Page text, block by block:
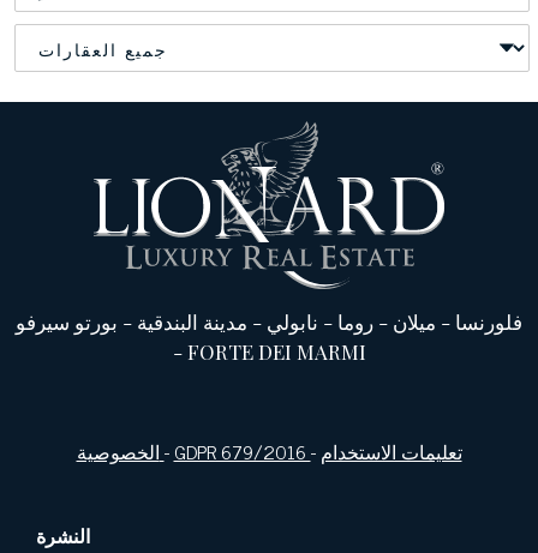
فلورنسا - ميلان - روما - نابولي - مدينة البندقية - بورتو سيرفو
-FORTE DEI MARMI
-GDPR 679/2016-تعليمات الاستخدام
النشرة